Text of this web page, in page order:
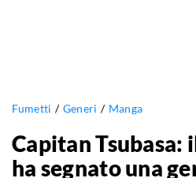
Fumetti Generi Manga
Capitan Tsubasa:
ha segnato una